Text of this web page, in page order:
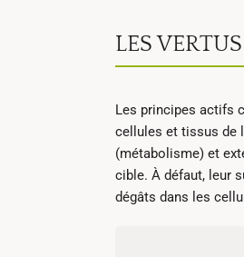
LES
Les principes actifs
cellules et tissus de
(métabolisme) et
cible. À défaut, leur
dégâts dans les